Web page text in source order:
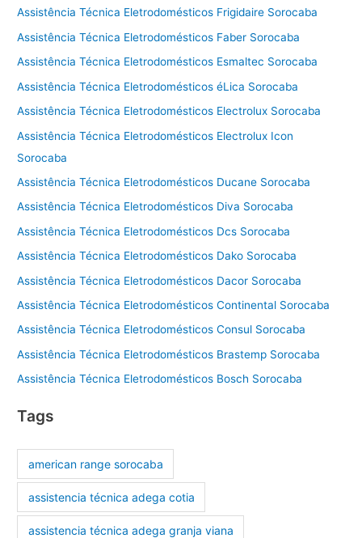
Assistência Técnica Eletrodomésticos Frigidaire Sorocaba
Assistência Técnica Eletrodomésticos Faber Sorocaba
Assistência Técnica Eletrodomésticos Esmaltec Sorocaba
Assistência Técnica Eletrodomésticos éLica Sorocaba
Assistência Técnica Eletrodomésticos Electrolux Sorocaba
Assistência Técnica Eletrodomésticos Electrolux Icon
Sorocaba
Assistência Técnica Eletrodomésticos Ducane Sorocaba
Assistência Técnica Eletrodomésticos Diva Sorocaba
Assistência Técnica Eletrodomésticos Dcs Sorocaba
Assistência Técnica Eletrodomésticos Dako Sorocaba
Assistência Técnica Eletrodomésticos Dacor Sorocaba
Assistência Técnica Eletrodomésticos Continental Sorocaba
Assistência Técnica Eletrodomésticos Consul Sorocaba
Assistência Técnica Eletrodomésticos Brastemp Sorocaba
Assistência Técnica Eletrodomésticos Bosch Sorocaba
Tags
american range sorocaba
assistencia técnica adega cotia
assistencia técnica adega granja viana